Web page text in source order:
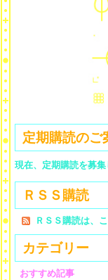
定期購読のご
現在、定期購読を募
ＲＳＳ購読
ＲＳＳ購読は、
カテゴリー
おすすめ記事